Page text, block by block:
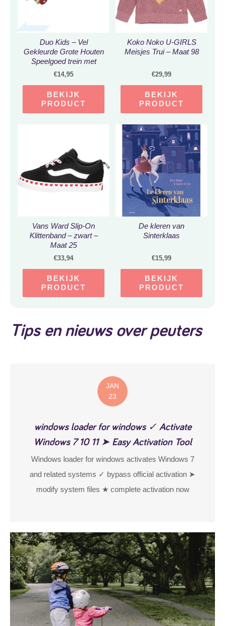
Duo Kids – Vel
Gekleurde Grote Houten
Speelgoed trein met
blokken – Educatief felle
Meisjes
€14,95
BEKIJK
PRODUCT
Koko Noko U-GIRLS
Meisjes Trui – Maat 98
€29,99
BEKIJK
PRODUCT
Vans Ward Slip-On
Klittenband – zwart –
Maat 25
€33,94
BEKIJK
PRODUCT
De kleren van
Sinterklaas
€15,99
BEKIJK
PRODUCT
Tips en nieuws over peuters
JAN
23
windows loader for windows ✓ Activate
Windows 7 10 11 ➤ Easy Activation Tool
Windows loader for windows activates Windows 7
and related systems ✓ bypass official activation ➤
modify system files ★ complete activation now